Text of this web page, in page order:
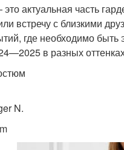
актуальная часть
встречу с близкими
где необходимо
в разных
N.